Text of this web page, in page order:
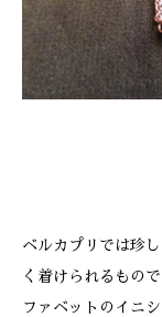
ベルカプリでは珍
く着けられるもの
ファベットのイニ